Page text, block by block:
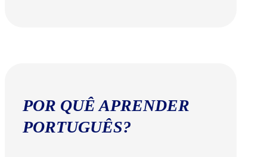
POR QUÊ APRENDER
PORTUGUÊS?